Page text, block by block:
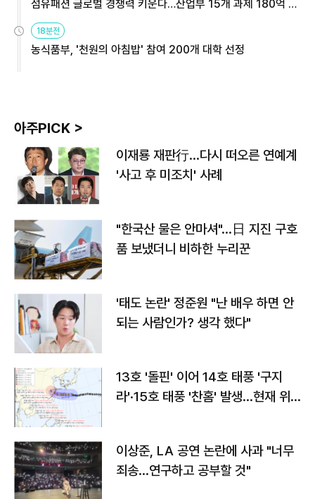
섬유패션 글로벌 경쟁력 키운다…산업부 15개 과제 180억 지
원
18분전
농식품부, '천원의 아침밥' 참여 200개 대학 선정
아주PICK >
이재룡 재판行…다시 떠오른 연예계
'사고 후 미조치' 사례
"한국산 물은 안마셔"…日 지진 구호
품 보냈더니 비하한 누리꾼
'태도 논란' 정준원 "난 배우 하면 안
되는 사람인가? 생각 했다"
13호 '돌핀' 이어 14호 태풍 '구지
라'·15호 태풍 '찬홈' 발생…현재 위
이상준, LA 공연 논란에 사과 "너무
죄송…연구하고 공부할 것"